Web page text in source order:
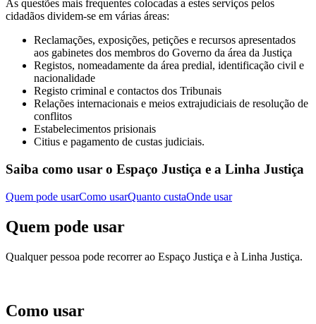
As questões mais frequentes colocadas a estes serviços pelos
cidadãos dividem-se em várias áreas:
Reclamações, exposições, petições e recursos apresentados
aos gabinetes dos membros do Governo da área da Justiça
Registos, nomeadamente da área predial, identificação civil e
nacionalidade
Registo criminal e contactos dos Tribunais
Relações internacionais e meios extrajudiciais de resolução de
conflitos
Estabelecimentos prisionais
Citius e pagamento de custas judiciais.
Saiba como usar o Espaço Justiça e a Linha Justiça
Quem pode usarComo usarQuanto custaOnde usar
Quem pode usar
Qualquer pessoa pode recorrer ao Espaço Justiça e à Linha Justiça.
Como usar